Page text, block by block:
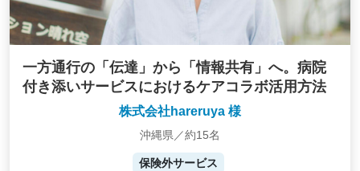
一方通行の「伝達」から「情報共有」へ。病院
付き添いサービスにおけるケアコラボ活用方法
株式会社hareruya 様
沖縄県／約15名
保険外サービス